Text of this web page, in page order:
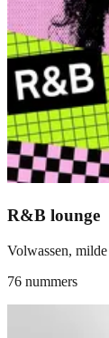
R&B lounge
Volwassen,
76 nummers